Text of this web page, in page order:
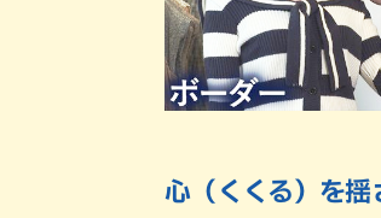
心（くくる）を揺